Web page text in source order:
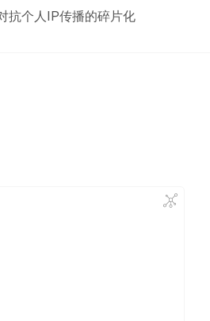
抗个人IP传播的碎片化